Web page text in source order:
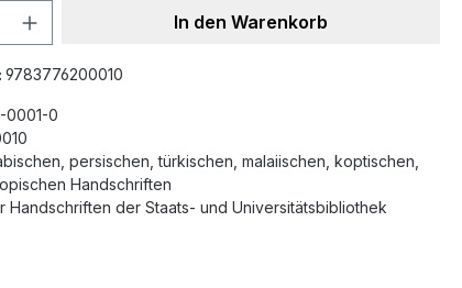
Gib den gewünschten Wert
In den Warenkorb
9783776200010
0001-0
persischen, türkischen, malaiischen, koptischen,
Handschriften
Handschriften der Staats- und Universitätsbibliothek